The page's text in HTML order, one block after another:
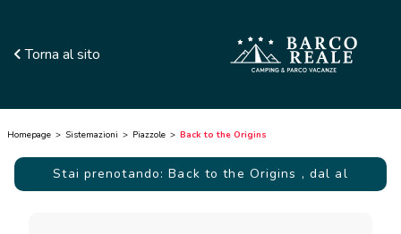
Torna al sito
Homepage Sistemazioni Piazzole Back to the Origins
Stai prenotando: Back to the Origins , dal al